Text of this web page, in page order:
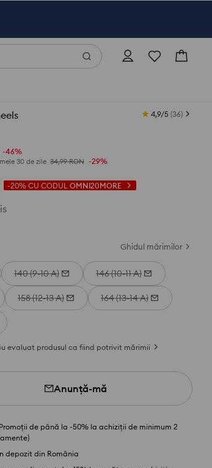
4,9/5 (36)
-46%
30 de zile 34,99 RON -29%
-20% CU CODUL OMNI20MORE
Ghidul mărimilor
140 (9-10 A) 146 (10-11 A)
158 (12-13 A) 164 (13-14 A)
evaluat produsul ca fiind potrivit mărimii
Anunță-mă
de până la -50% la achiziții de minimum 2
depozit din România